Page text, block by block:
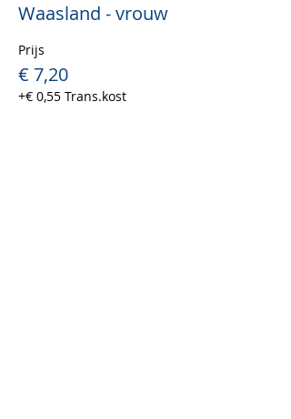
Waasland - vrouw
Prijs
€ 7,20
+€ 0,55 Trans.kost